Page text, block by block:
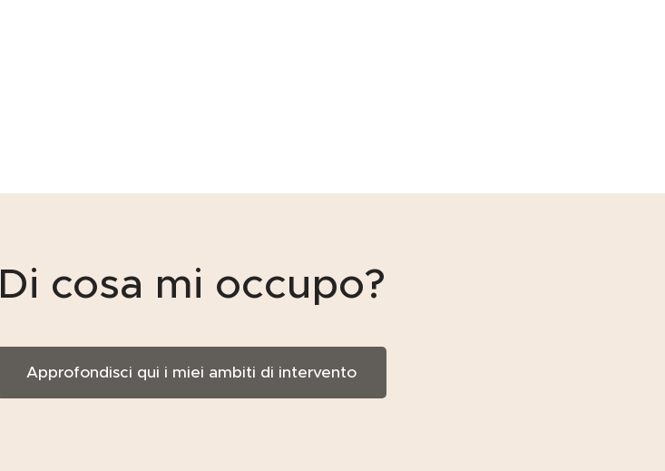
Di cosa mi occupo?
Approfondisci qui i miei ambiti di intervento